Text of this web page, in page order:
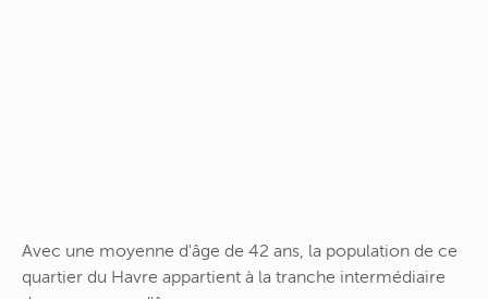
Avec une moyenne d'âge de 42 ans, la population de ce
quartier du Havre appartient à la tranche intermédiaire